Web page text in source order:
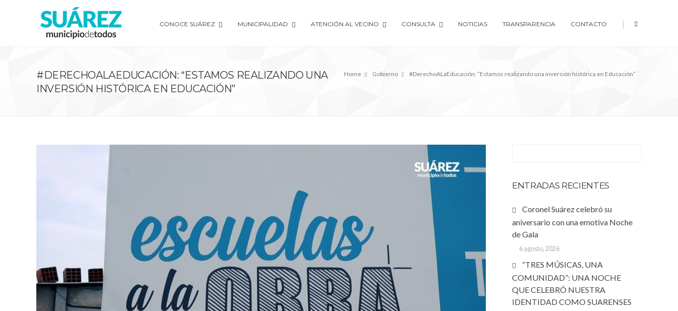
CONOCE SUÁREZ MUNICIPALIDAD ATENCIÓN AL VECINO CONSULTA NOTICIAS TRANSPARENCIA CONTACTO |
Home Gobierno #DerechoALaEducación: “Estamos realizando una inversión histórica en Educación”
#DERECHOALAEDUCACIÓN: “ESTAMOS REALIZANDO UNA
INVERSIÓN HISTÓRICA EN EDUCACIÓN”
ENTRADAS RECIENTES
Coronel Suárez celebró su
aniversario con una emotiva Noche
de Gala
6 agosto, 2026
“TRES MÚSICAS, UNA
COMUNIDAD”: UNA NOCHE
QUE CELEBRÓ NUESTRA
IDENTIDAD COMO SUARENSES